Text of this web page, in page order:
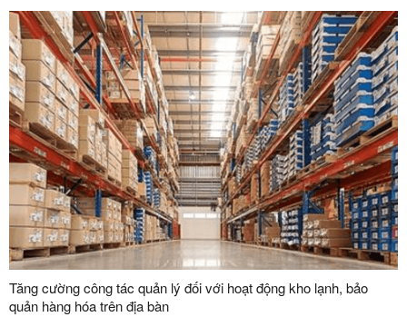
Tăng cường công tác quản lý đối với hoạt động kho lạnh, bảo
quản hàng hóa trên địa bàn